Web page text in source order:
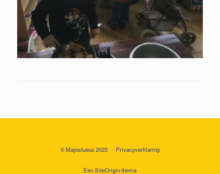
© Majestueus 2023 Privacyverklaring
EenSiteOriginthema